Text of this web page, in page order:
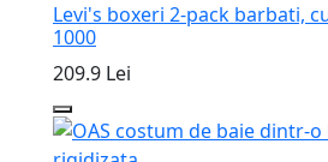
Levi's boxeri 2-pack barbati,
1000
209.9 Lei